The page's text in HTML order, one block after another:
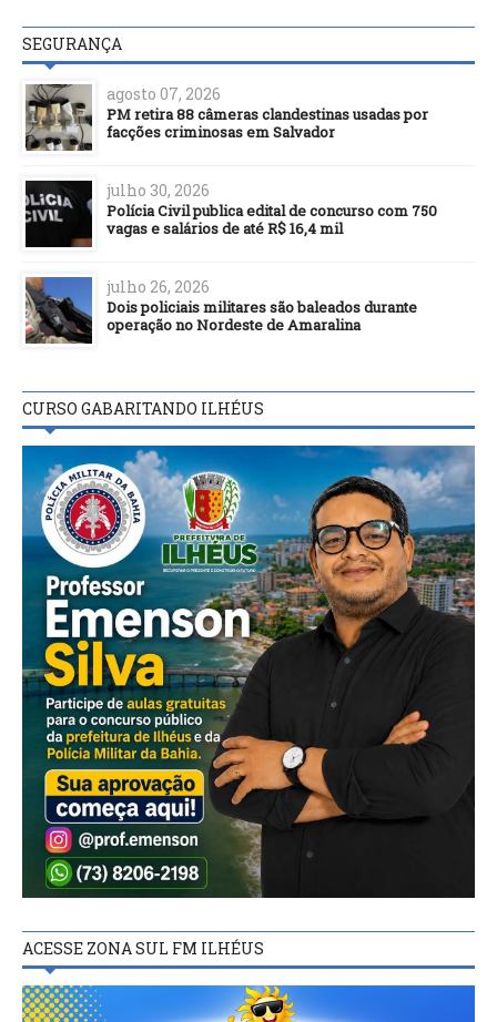
SEGURANÇA
agosto 07, 2026
PM retira 88 câmeras clandestinas usadas por
facções criminosas em Salvador
julho 30, 2026
Polícia Civil publica edital de concurso com 750
vagas e salários de até R$ 16,4 mil
julho 26, 2026
Dois policiais militares são baleados durante
operação no Nordeste de Amaralina
CURSO GABARITANDO ILHÉUS
ACESSE ZONA SUL FM ILHÉUS